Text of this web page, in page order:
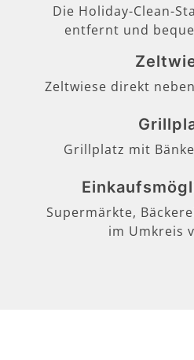
Die Holiday-Clean-
entfernt und
Zeltwiese direkt
Grillplatz mit
Supermärkte,
im Umkreis